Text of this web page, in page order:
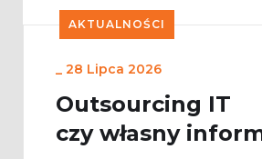
AKTUALNOŚCI
_ 28 Lipca 2026
Outsourcing IT
czy własny